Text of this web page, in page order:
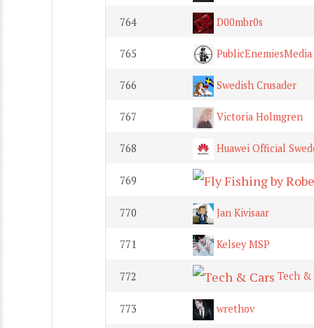
764 D00mbr0s
765 PublicEnemiesMedia
766 Swedish Crusader
767 Victoria Holmgren
768 Huawei Official
769
770 Jan Kivisaar
771 Kelsey MSP
772 Tech &
773 wrethov